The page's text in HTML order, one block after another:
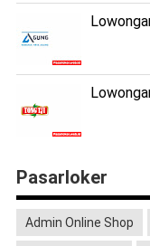
Pasarloker
Admin Online Shop